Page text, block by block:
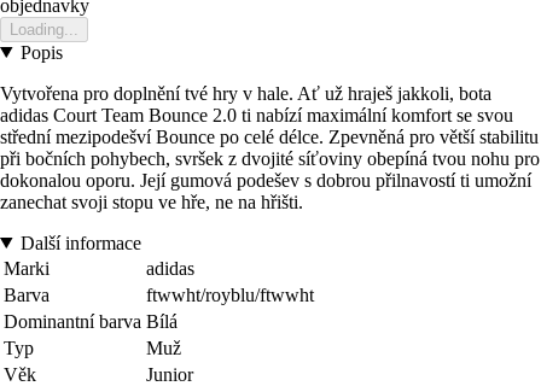
objednavky
Loading...
Popis
Vytvořena pro doplnění tvé hry v hale. Ať už hraješ jakkoli, bota
adidas Court Team Bounce 2.0 ti nabízí maximální komfort se svou
střední mezipodešví Bounce po celé délce. Zpevněná pro větší stabilitu
při bočních pohybech, svršek z dvojité síťoviny obepíná tvou nohu pro
dokonalou oporu. Její gumová podešev s dobrou přilnavostí ti umožní
zanechat svoji stopu ve hře, ne na hřišti.
Další informace
Marki
adidas
Barva
ftwwht/royblu/ftwwht
Dominantní barva Bílá
Typ
Muž
Věk
Junior